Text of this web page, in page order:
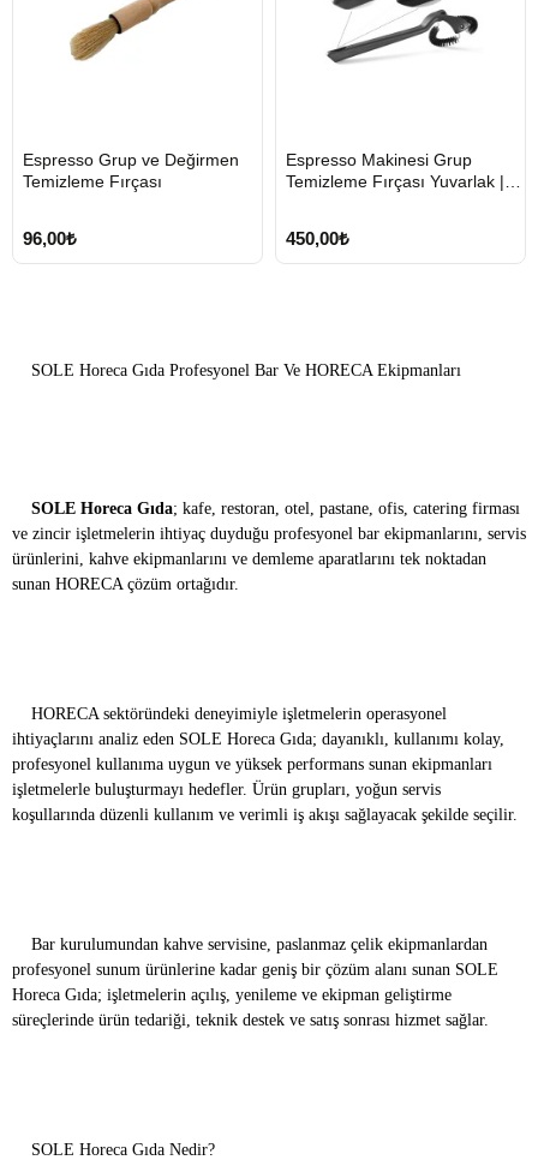
GÖNDERİ
Espresso Grup ve Değirmen
Temizleme Fırçası
96,00₺
GÖNDERİ
Espresso Makinesi Grup
Temizleme Fırçası Yuvarlak |
450,00₺
SOLE Horeca Gıda Profesyonel Bar Ve HORECA Ekipmanları
SOLE Horeca Gıda; kafe, restoran, otel, pastane, ofis, catering firması
ve zincir işletmelerin ihtiyaç duyduğu profesyonel bar ekipmanlarını, servis
ürünlerini, kahve ekipmanlarını ve demleme aparatlarını tek noktadan
sunan HORECA çözüm ortağıdır.
HORECA sektöründeki deneyimiyle işletmelerin operasyonel
ihtiyaçlarını analiz eden SOLE Horeca Gıda; dayanıklı, kullanımı kolay,
profesyonel kullanıma uygun ve yüksek performans sunan ekipmanları
işletmelerle buluşturmayı hedefler. Ürün grupları, yoğun servis
koşullarında düzenli kullanım ve verimli iş akışı sağlayacak şekilde seçilir.
Bar kurulumundan kahve servisine, paslanmaz çelik ekipmanlardan
profesyonel sunum ürünlerine kadar geniş bir çözüm alanı sunan SOLE
Horeca Gıda; işletmelerin açılış, yenileme ve ekipman geliştirme
süreçlerinde ürün tedariği, teknik destek ve satış sonrası hizmet sağlar.
SOLE Horeca Gıda Nedir?